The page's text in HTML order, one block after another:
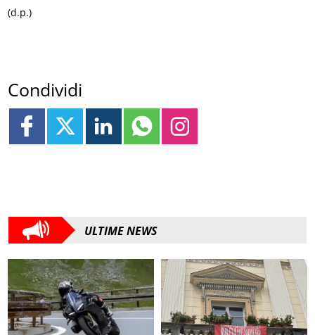
(d.p.)
Condividi
ULTIME NEWS